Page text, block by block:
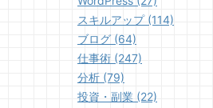
スキルアップ (114)
ブログ (64)
仕事術 (247)
分析 (79)
投資・副業 (22)